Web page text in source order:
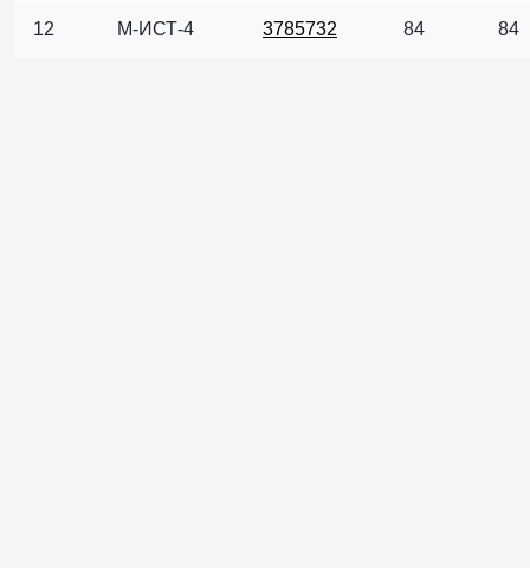
12 М-ИСТ-4 3785732 84 84